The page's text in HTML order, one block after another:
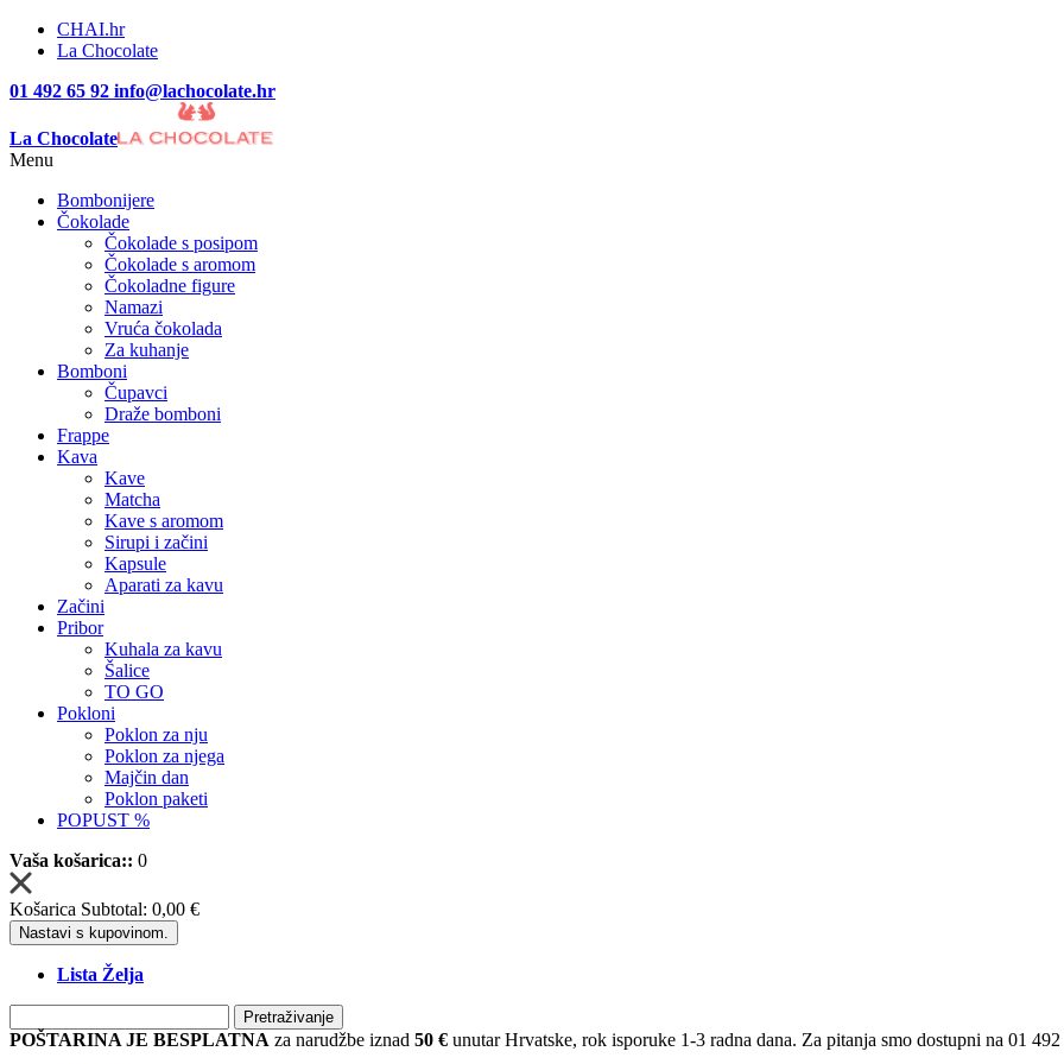
CHAI.hr
La Chocolate
01 492 65 92 info@lachocolate.hr
La Chocolate
Menu
Bombonijere
Čokolade
Čokolade s posipom
Čokolade s aromom
Čokoladne figure
Namazi
Vruća čokolada
Za kuhanje
Bomboni
Čupavci
Draže bomboni
Frappe
Kava
Kave
Matcha
Kave s aromom
Sirupi i začini
Kapsule
Aparati za kavu
Začini
Pribor
Kuhala za kavu
Šalice
TO GO
Pokloni
Poklon za nju
Poklon za njega
Majčin dan
Poklon paketi
POPUST %
Vaša košarica:: 0
Košarica Subtotal: 0,00 €
Nastavi s kupovinom.
Lista Želja
Pretraživanje
POŠTARINA JE BESPLATNA za narudžbe iznad 50 € unutar Hrvatske, rok isporuke 1-3 radna dana. Za pitanja smo dostupni na 01